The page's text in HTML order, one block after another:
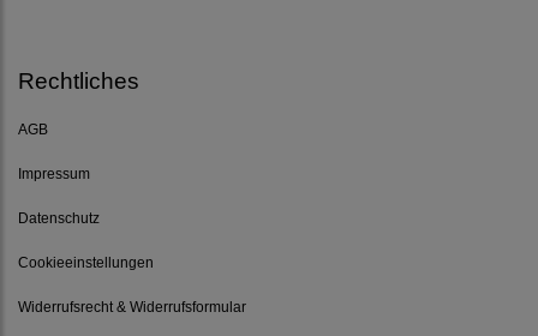
Rechtliches
AGB
Impressum
Datenschutz
Cookieeinstellungen
Widerrufsrecht & Widerrufsformular